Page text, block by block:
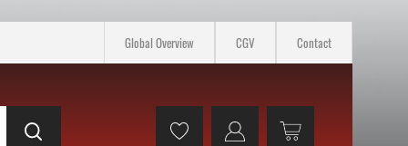
Global Overview CGV Contact